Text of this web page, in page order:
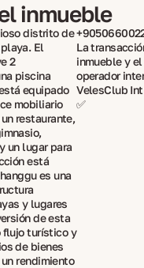
inmueble
distrito de
El
2
piscina
equipado
mobiliario
restaurante,
un lugar para
está
es una
y lugares
de esta
flujo turístico y
de bienes
rendimiento
La
inmueble y
operador
VelesClub
✅